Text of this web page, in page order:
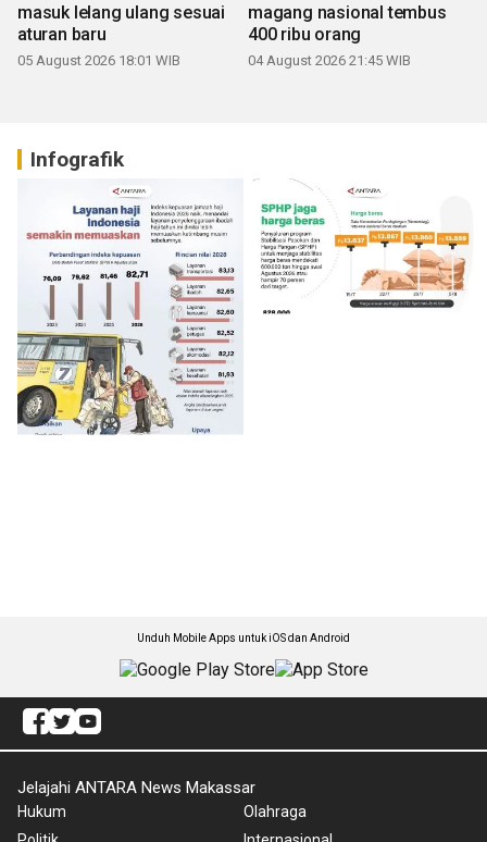
masuk lelang ulang sesuai
aturan baru
05 August 2026 18:01 WIB
magang nasional tembus
400 ribu orang
04 August 2026 21:45 WIB
Infografik
Unduh Mobile Apps untuk iOS dan Android
Jelajahi ANTARA News Makassar
Hukum
Olahraga